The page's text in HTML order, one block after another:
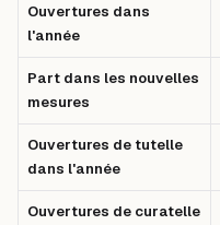
Ouvertures dans
l'année
Part dans les nouvelles
mesures
Ouvertures de tutelle
dans l'année
Ouvertures de curatelle